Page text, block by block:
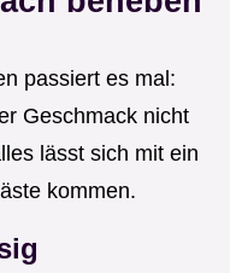
passiert es mal:
Geschmack nicht
lässt sich mit ein
kommen.